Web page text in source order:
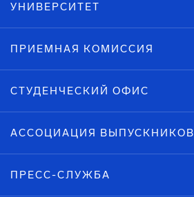
УНИВЕРСИТЕТ
ПРИЕМНАЯ КОМИССИЯ
СТУДЕНЧЕСКИЙ ОФИС
АССОЦИАЦИЯ ВЫПУСКНИКОВ
ПРЕСС-СЛУЖБА